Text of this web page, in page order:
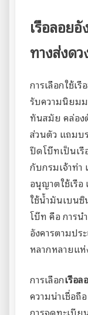
เรือลอยอั
ทางส่งด
การเลือกใช้เ
รับความนิยม
ทันสมัย คล่อง
ส่วนตัว แถมบ
ปีดโบ๊ทเป็นเรื
กับกรมเจ้าท่า
อนุญาตใช้เรือ
ใช้น้ำมันเบนซิ
โบ๊ท คือ การน
อังคารตามปร
หลากหลายแห่
การเลือกเรือล
ความน่าเชื่อถื
การจดทะเบี